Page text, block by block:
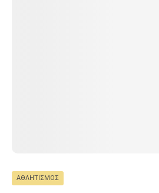
ΑΘΛΗΤΙΣΜΌΣ